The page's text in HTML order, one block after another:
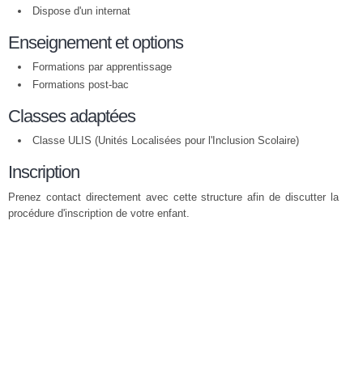
Dispose d'un internat
Enseignement et options
Formations par apprentissage
Formations post-bac
Classes adaptées
Classe ULIS (Unités Localisées pour l'Inclusion Scolaire)
Inscription
Prenez contact directement avec cette structure afin de discutter la
procédure d'inscription de votre enfant.